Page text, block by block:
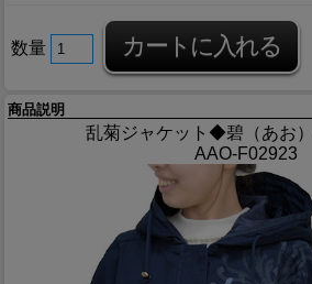
数量
商品説明
乱菊ジャケット◆碧（あお
AAO-F02923